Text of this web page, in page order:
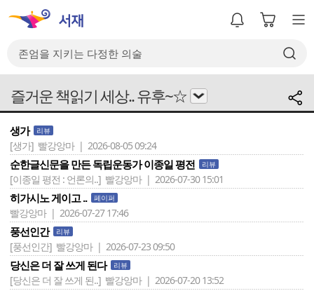
즐거운 책읽기 세상.. 유후~☆
생가 리뷰
[생가] 빨강앙마 | 2026-08-05 09:24
순한글신문을 만든 독립운동가 이종일 평전 리뷰
[이종일 평전 : 언론의..] 빨강앙마 | 2026-07-30 15:01
히가시노 게이고 .. 페이퍼
빨강앙마 | 2026-07-27 17:46
풍선인간 리뷰
[풍선인간] 빨강앙마 | 2026-07-23 09:50
당신은 더 잘 쓰게 된다 리뷰
[당신은 더 잘 쓰게 된..] 빨강앙마 | 2026-07-20 13:52